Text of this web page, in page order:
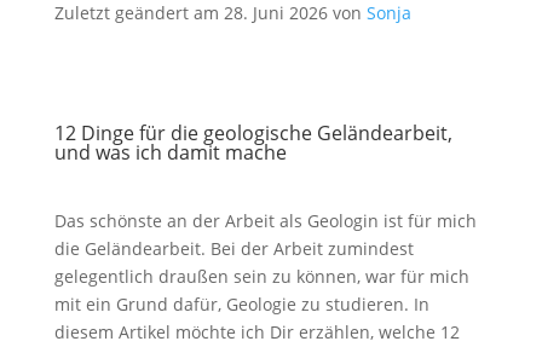
Zuletzt geändert am 28. Juni 2026 von Sonja
12 Dinge für die geologische Geländearbeit,
und was ich damit mache
Das schönste an der Arbeit als Geologin ist für mich
die Geländearbeit. Bei der Arbeit zumindest
gelegentlich draußen sein zu können, war für mich
mit ein Grund dafür, Geologie zu studieren. In
diesem Artikel möchte ich Dir erzählen, welche 12